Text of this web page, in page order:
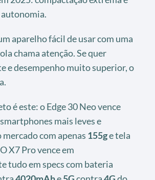
aparelho fácil de usar com uma
chama atenção. Se quer
e desempenho muito superior, o
é este: o Edge 30 Neo vence
mais leves e
com apenas 155ge tela
X7 Pro vence em
tudo em specs com bateria